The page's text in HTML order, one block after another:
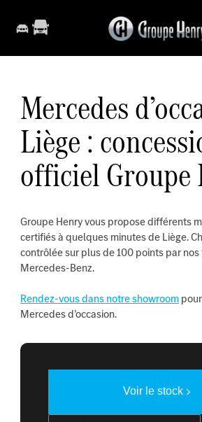
Mercedes
Liège :
officiel Groupe
Groupe Henry vous propose différents
certifiés à quelques minutes de Liège.
contrôlée sur plus de 100 points par
Mercedes-Benz.
Rendez-vous dans notre showroom
Mercedes d’occasion.
Voir le stock